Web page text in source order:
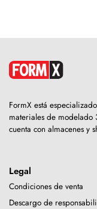
FormX está
materiales de
cuenta con almacenes y
Legal
Condiciones de venta
Descargo de